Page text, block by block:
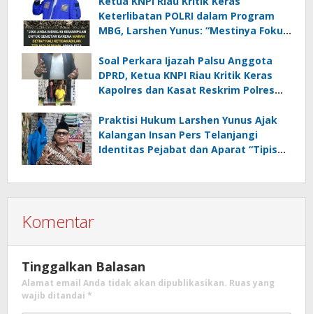
Keterlibatan POLRI dalam Program
MBG, Larshen Yunus: “Mestinya Fokus
Jangan Jadi Institusi yang Rakus”
Soal Perkara Ijazah Palsu Anggota
DPRD, Ketua KNPI Riau Kritik Keras
Kapolres dan Kasat Reskrim Polres
Praktisi Hukum Larshen Yunus Ajak
Kalangan Insan Pers Telanjangi
Identitas Pejabat dan Aparat “Tipis
Komentar
Tinggalkan Balasan
Alamat email Anda tidak akan dipublikasikan. Ruas yang
wajib ditandai *